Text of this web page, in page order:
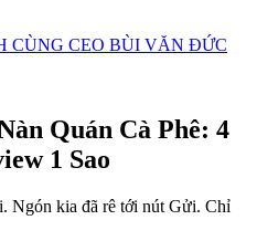
CÙNG CEO BÙI VĂN ĐỨC
Quán Cà Phê: 4
1 Sao
Ngón kia đã rê tới nút Gửi. Chỉ